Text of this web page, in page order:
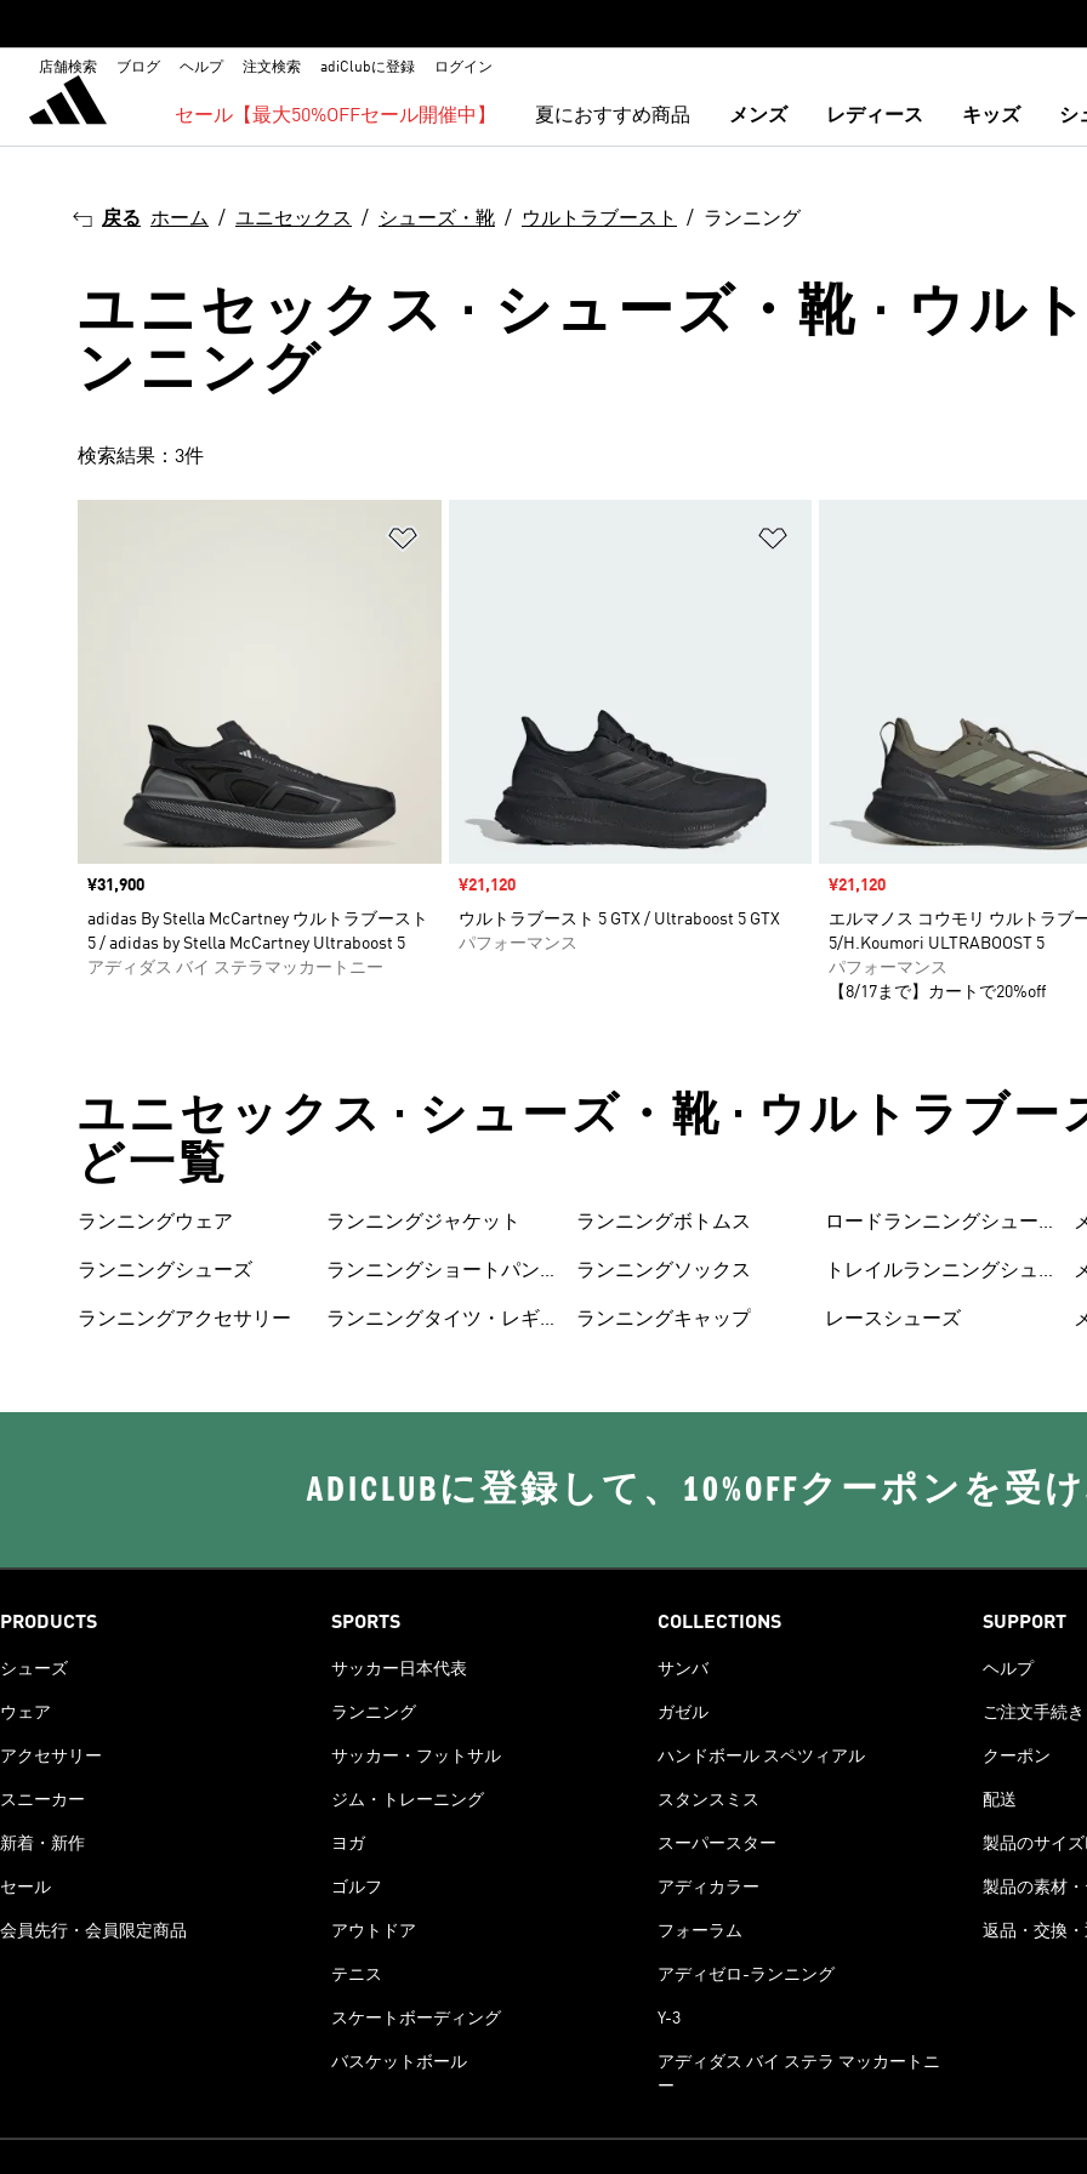
店舗検索 ブログ ヘルプ 注文検索 adiClubに登録 ログイン
セール【最大50%OFFセール開催中】 夏におすすめ商品 メンズ レディース キッズ シ
戻る ホーム ユニセックス シューズ・靴 ウルトラブースト ランニング
ユニセックス · シューズ・靴 · ウル
ンニング
検索結果：3件
価格
¥31,900
adidas By Stella McCartney ウルトラブースト
5 / adidas by Stella McCartney Ultraboost 5
アディダス バイ ステラマッカートニー
セール価格
¥21,120
ウルトラブースト 5 GTX / Ultraboost 5 GTX
パフォーマンス
セール価格
¥21,120
エルマノス コウモリ ウルトラブ
5/H.Koumori ULTRABOOST 5
パフォーマンス
【8/17まで】カートで20%off
ユニセックス • シューズ・靴 • ウルトラブー
ど一覧
ランニングウェア
ランニングシューズ
ランニングアクセサリー
ランニングジャケット
ランニングショートパン
ランニングタイツ・レギ
ランニングボトムス
ランニングソックス
ランニングキャップ
ロードランニングシュー
トレイルランニングシュ
レースシューズ
ADICLUBに登録して、10%OFFクーポンを受
PRODUCTS
シューズ
ウェア
アクセサリー
スニーカー
新着・新作
セール
会員先行・会員限定商品
SPORTS
サッカー日本代表
ランニング
サッカー・フットサル
ジム・トレーニング
ヨガ
ゴルフ
アウトドア
テニス
スケートボーディング
バスケットボール
COLLECTIONS
サンバ
ガゼル
ハンドボール スペツィアル
スタンスミス
スーパースター
アディカラー
フォーラム
アディゼロ-ランニング
Y-3
アディダス バイ ステラ マッカートニ
ー
SUPPORT
ヘルプ
ご注文手続
クーポン
配送
製品のサイ
製品の素材
返品・交換